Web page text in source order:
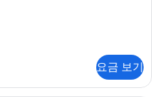
요금 보기